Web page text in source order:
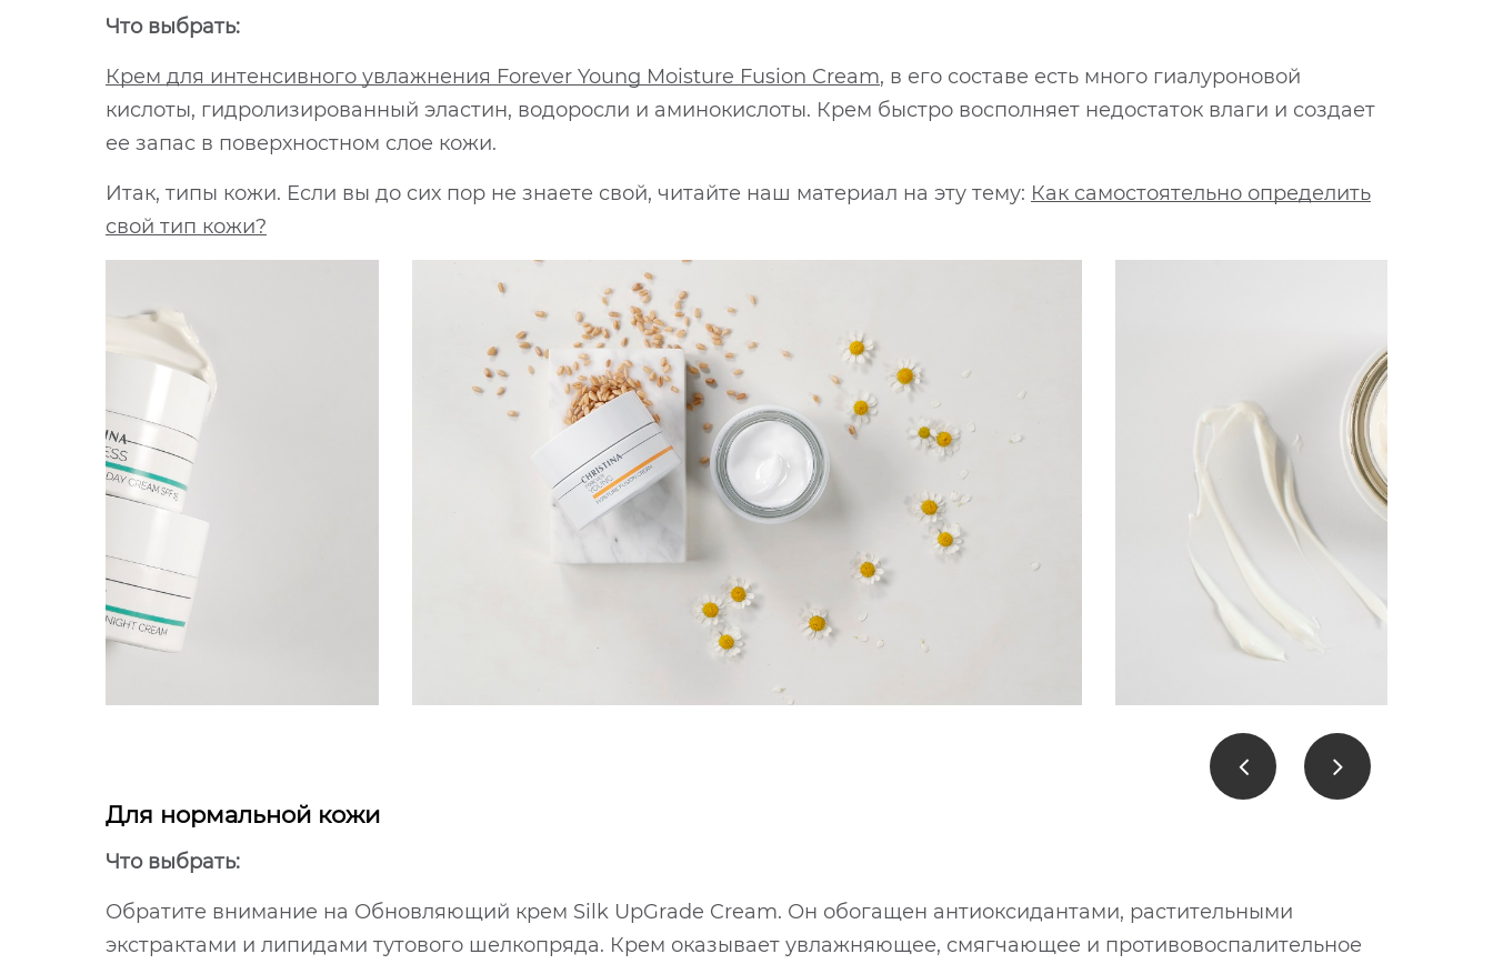
Что выбрать:
Крем для интенсивного увлажнения Forever Young Moisture Fusion Cream, в его составе есть много гиалуроновой
кислоты, гидролизированный эластин, водоросли и аминокислоты. Крем быстро восполняет недостаток влаги и создает
ее запас в поверхностном слое кожи.
Итак, типы кожи. Если вы до сих пор не знаете свой, читайте наш материал на эту тему: Как самостоятельно определить
свой тип кожи?
Для нормальной кожи
Что выбрать:
Обратите внимание на Обновляющий крем Silk UpGrade Cream. Он обогащен антиоксидантами, растительными
экстрактами и липидами тутового шелкопряда. Крем оказывает увлажняющее, смягчающее и противовоспалительное